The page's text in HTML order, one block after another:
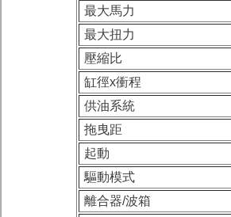
最大馬力
最大扭力
壓縮比
缸徑x衝程
供油系統
拖曳距
起動
驅動模式
離合器/波箱